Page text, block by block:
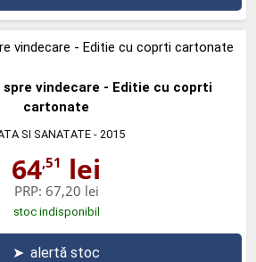
spre vindecare - Editie cu coprti
cartonate
SI SANATATE - 2015
64,51 lei
PRP: 67,20 lei
stoc indisponibil
➤ alertă stoc